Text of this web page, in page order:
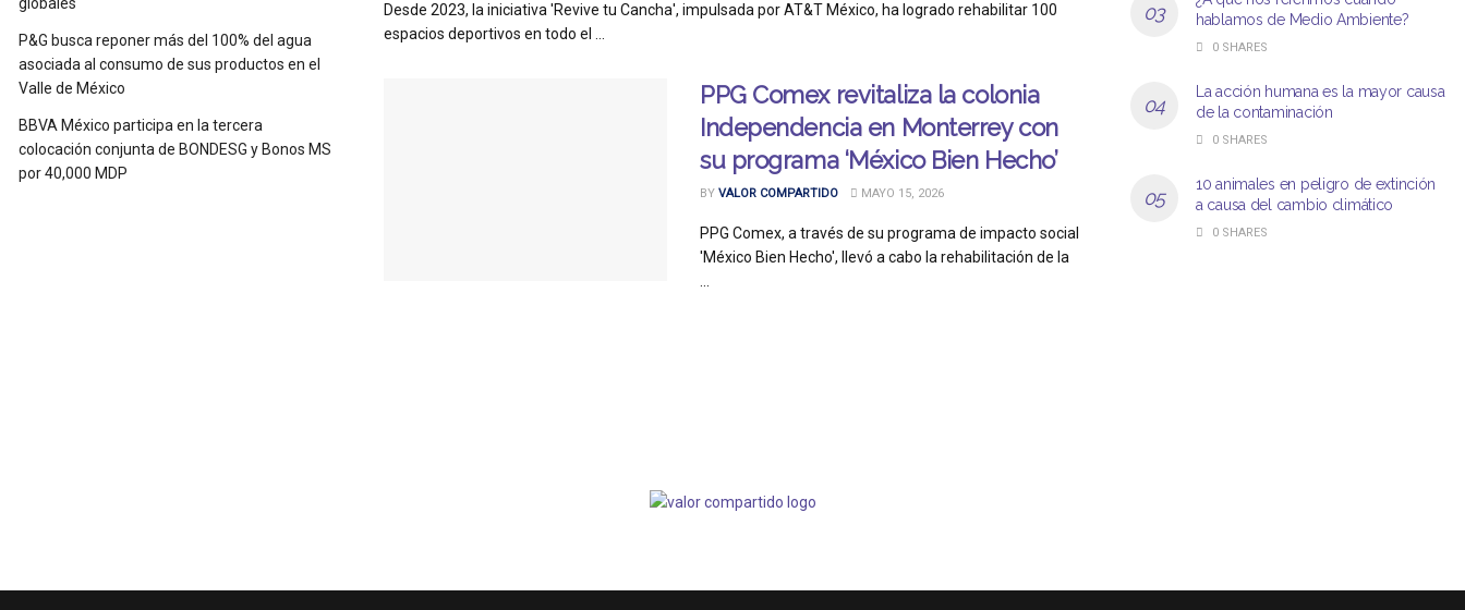
Desde 2023, la iniciativa 'Revive tu Cancha', impulsada por AT&T México, ha logrado rehabilitar 100
espacios deportivos en todo el ...
PPG Comex revitaliza la colonia
Independencia en Monterrey con
su programa ‘México Bien Hecho’
BY VALOR COMPARTIDO MAYO 15, 2026
PPG Comex, a través de su programa de impacto social
'México Bien Hecho', llevó a cabo la rehabilitación de la
P&G busca reponer más del 100% del agua
asociada al consumo de sus productos en el
Valle de México
BBVA México participa en la tercera
colocación conjunta de BONDESG y Bonos MS
por 40,000 MDP
hablamos de Medio Ambiente?
0 SHARES
La acción humana es la mayor causa
de la contaminación
0 SHARES
10 animales en peligro de extinción
a causa del cambio climático
0 SHARES